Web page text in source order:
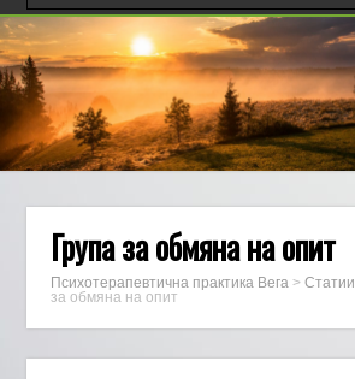
Група за обмяна на опит
Психотерапевтична практика Вега >Статии
за обмяна на опит